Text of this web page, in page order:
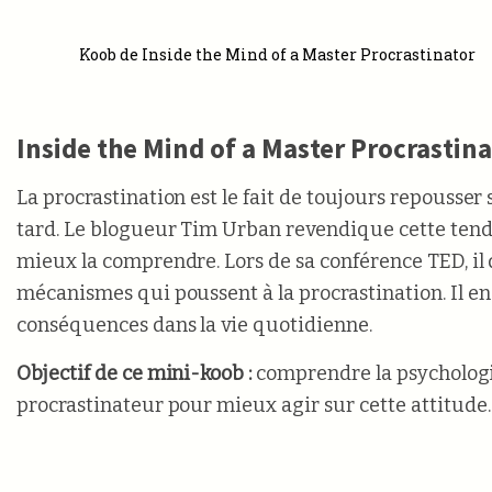
Koob de Inside the Mind of a Master Procrastinator
Inside the Mind of a Master
La procrastination est le fait de toujours repousser
tard. Le blogueur Tim Urban revendique cette
mieux la comprendre. Lors de sa conférence TED,
mécanismes qui poussent à la procrastination. Il
conséquences dans la vie quotidienne.
Objectif de ce mini-koob :comprendre la
procrastinateur pour mieux agir sur cette attitude.